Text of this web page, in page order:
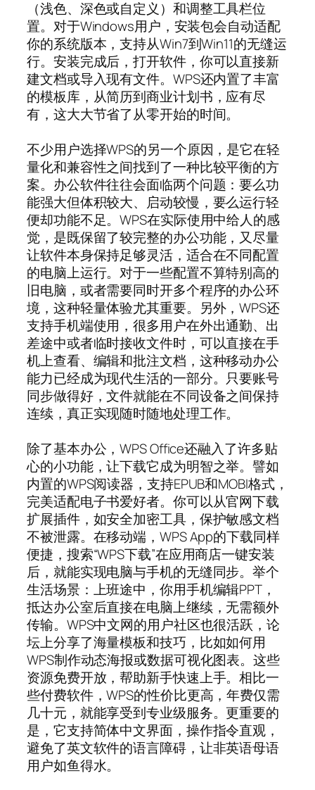
（浅色、深色或自定义）和调整工具栏位
置。对于Windows用户，安装包会自动适配
你的系统版本，支持从Win7到Win11的无缝运
行。安装完成后，打开软件，你可以直接新
建文档或导入现有文件。WPS还内置了丰富
的模板库，从简历到商业计划书，应有尽
有，这大大节省了从零开始的时间。
不少用户选择WPS的另一个原因，是它在轻
量化和兼容性之间找到了一种比较平衡的方
案。办公软件往往会面临两个问题：要么功
能强大但体积较大、启动较慢，要么运行轻
便却功能不足。WPS在实际使用中给人的感
觉，是既保留了较完整的办公功能，又尽量
让软件本身保持足够灵活，适合在不同配置
的电脑上运行。对于一些配置不算特别高的
旧电脑，或者需要同时开多个程序的办公环
境，这种轻量体验尤其重要。另外，WPS还
支持手机端使用，很多用户在外出通勤、出
差途中或者临时接收文件时，可以直接在手
机上查看、编辑和批注文档，这种移动办公
能力已经成为现代生活的一部分。只要账号
同步做得好，文件就能在不同设备之间保持
连续，真正实现随时随地处理工作。
除了基本办公，WPS Office还融入了许多贴
心的小功能，让下载它成为明智之举。譬如
内置的WPS阅读器，支持EPUB和MOBI格式，
完美适配电子书爱好者。你可以从官网下载
扩展插件，如安全加密工具，保护敏感文档
不被泄露。在移动端，WPS App的下载同样
便捷，搜索“WPS下载”在应用商店一键安装
后，就能实现电脑与手机的无缝同步。举个
生活场景：上班途中，你用手机编辑PPT，
抵达办公室后直接在电脑上继续，无需额外
传输。WPS中文网的用户社区也很活跃，论
坛上分享了海量模板和技巧，比如如何用
WPS制作动态海报或数据可视化图表。这些
资源免费开放，帮助新手快速上手。相比一
些付费软件，WPS的性价比更高，年费仅需
几十元，就能享受到专业级服务。更重要的
是，它支持简体中文界面，操作指令直观，
避免了英文软件的语言障碍，让非英语母语
用户如鱼得水。